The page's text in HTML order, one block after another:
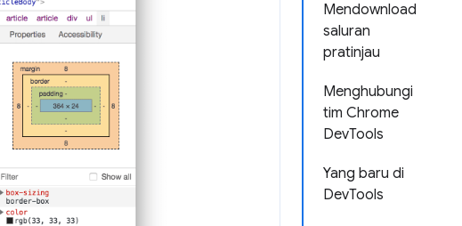
Mendownload
saluran
pratinjau
Menghubungi
tim Chrome
DevTools
Yang baru di
DevTools